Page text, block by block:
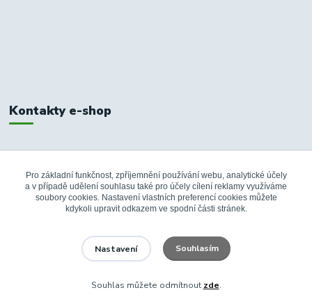
Kontakty e-shop
+420 326 748 155
info@fanshopbkboleslav.cz
Pro základní funkčnost, zpříjemnění používání webu, analytické účely
a v případě udělení souhlasu také pro účely cílení reklamy využíváme
soubory cookies. Nastavení vlastních preferencí cookies můžete
kdykoli upravit odkazem ve spodní části stránek.
Nastavení Souhlasím
Souhlas můžete odmítnout zde.